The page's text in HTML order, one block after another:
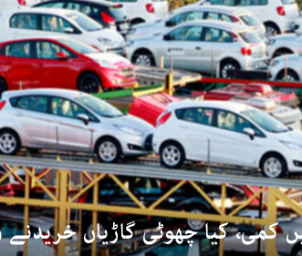
کمی، کیا چھوٹی گاڑیاں خریدنے